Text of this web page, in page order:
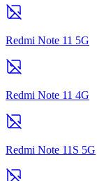
Redmi Note 11 5G
Redmi Note 11 4G
Redmi Note 11S 5G